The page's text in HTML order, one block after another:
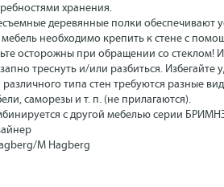
хранения.
деревянные полки обеспечивают
мебель необходимо крепить к стене с
осторожны при обращении со стеклом!
треснуть и/или разбиться. Избегайте
различного типа стен требуются разные
саморезы и т. п. (не прилагаются).
с другой мебелью серии
M Hagberg